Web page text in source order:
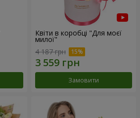
Квіти в коробці "Для моєї
милої"
4 187 грн
Замовити